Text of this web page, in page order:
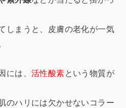
しまうと、皮膚の老化が一気
には、活性酸素という物質が
のハリには欠かせないコラー